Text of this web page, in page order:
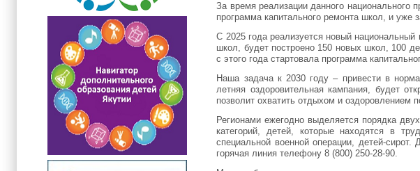
За время реализации данного национального
программа капитального ремонта школ, и уже
С 2025 года реализуется новый
школ, будет построено 150 новых школ, 100
с этого года стартовала программа
Наша задача к 2030 году – привести в
летняя оздоровительная кампания, будет
позволит охватить отдыхом и
Регионами ежегодно выделяется порядка
категорий, детей, которые находятся в
специальной военной операции, детей-
горячая линия телефону 8 (800) 250-28-90.